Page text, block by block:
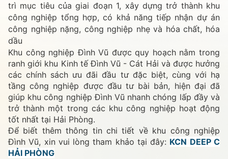
trì mục tiêu của giai đoạn 1, xây dựng trở thành khu
công nghiệp tổng hợp, có khả năng tiếp nhận dự án
công nghiệp nặng, công nghiệp nhẹ và hóa chất, hóa
dầu
Khu công nghiệp Đình Vũ được quy hoạch nằm trong
ranh giới khu Kinh tế Đình Vũ - Cát Hải và được hưởng
các chính sách ưu đãi đầu tư đặc biệt, cùng với hạ
tầng công nghiệp được đầu tư bài bản, hiện đại đã
giúp khu công nghiệp Đình Vũ nhanh chóng lấp đầy và
trở thành một trong các khu công nghiệp hoạt động
tốt nhất tại Hải Phòng.
Để biết thêm thông tin chi tiết về khu công nghiệp
Đình Vũ, xin vui lòng tham khảo tại đây: KCN DEEP C
HẢI PHÒNG